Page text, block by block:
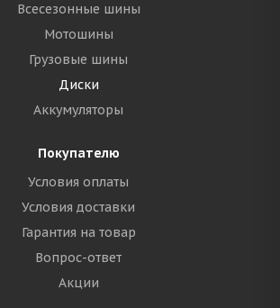
Всесезонные шины
Мотошины
Грузовые шины
Диски
Аккумуляторы
Покупателю
Условия оплаты
Условия доставки
Гарантия на товар
Вопрос-ответ
Акции